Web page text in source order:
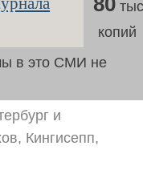
копий
в это СМИ не
и
Кингисепп,